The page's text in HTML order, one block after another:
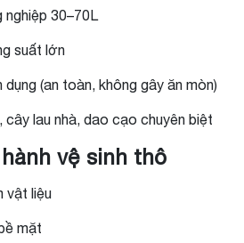
nghiệp 30–70L
suất lớn
dụng (an toàn, không gây ăn mòn)
cây lau nhà, dao cạo chuyên biệt
vệ sinh thô
vật liệu
mặt